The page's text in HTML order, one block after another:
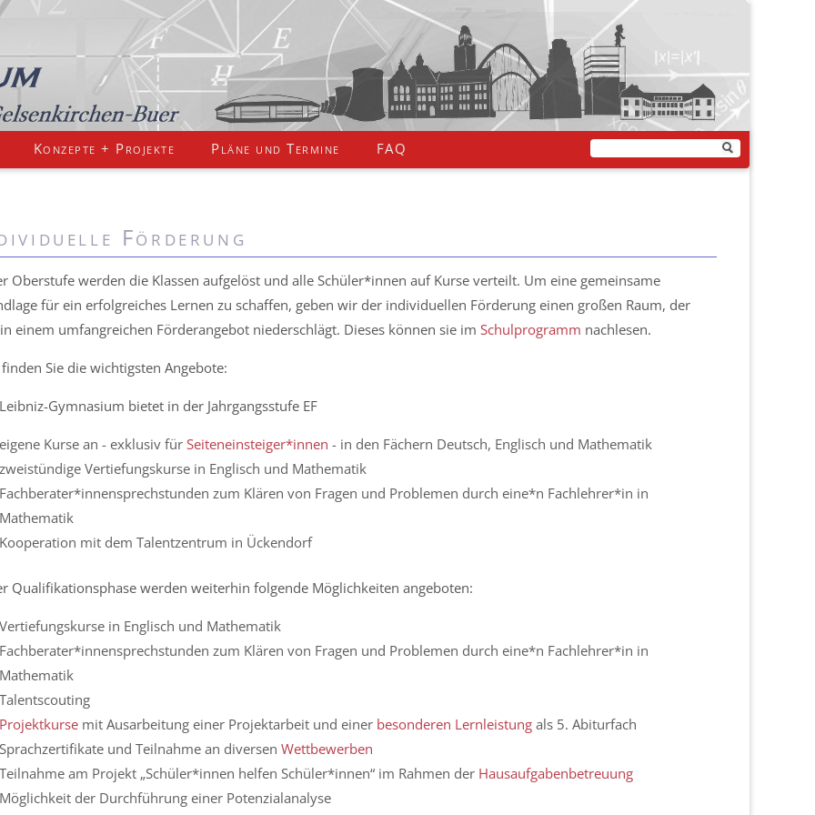
Konzepte + Projekte Pläne und Termine FAQ
Förderung
Oberstufe werden die Klassen aufgelöst und alle Schüler*innen auf Kurse verteilt. Um eine gemeinsame
für ein erfolgreiches Lernen zu schaffen, geben wir der individuellen Förderung einen großen Raum, der
einem umfangreichen Förderangebot niederschlägt. Dieses können sie im Schulprogramm nachlesen.
Sie die wichtigsten Angebote:
Gymnasium bietet in der Jahrgangsstufe EF
eigene Kurse an - exklusiv für Seiteneinsteiger*innen - in den Fächern Deutsch, Englisch und Mathematik
zweistündige Vertiefungskurse in Englisch und Mathematik
Fachberater*innensprechstunden zum Klären von Fragen und Problemen durch eine*n Fachlehrer*in in
Mathematik
Kooperation mit dem Talentzentrum in Ückendorf
Qualifikationsphase werden weiterhin folgende Möglichkeiten angeboten:
Vertiefungskurse in Englisch und Mathematik
Fachberater*innensprechstunden zum Klären von Fragen und Problemen durch eine*n Fachlehrer*in in
Mathematik
Talentscouting
Projektkurse mit Ausarbeitung einer Projektarbeit und einer besonderen Lernleistung als 5. Abiturfach
Sprachzertifikate und Teilnahme an diversen Wettbewerben
Teilnahme am Projekt „Schüler*innen helfen Schüler*innen“ im Rahmen der Hausaufgabenbetreuung
Möglichkeit der Durchführung einer Potenzialanalyse